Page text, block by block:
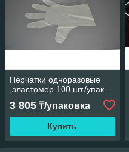
Перчатки одноразовые
,эластомер 100 шт./упак.
3 805 ₸/упаковка
Купить